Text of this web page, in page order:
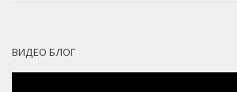
ВИДЕО БЛОГ